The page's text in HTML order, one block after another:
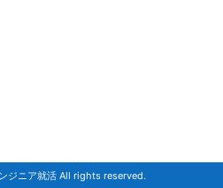
ジニア就活 All rights reserved.